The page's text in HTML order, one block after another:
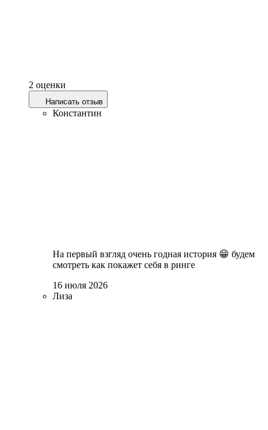
2 оценки
Написать отзыв
Константин
На первый взгляд очень годная история 😁 будем
смотреть как покажет себя в ринге
16 июля 2026
Лиза